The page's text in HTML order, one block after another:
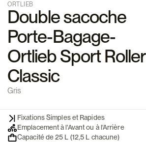
ORTLIEB
Double sacoche
Porte-Bagage-
Ortlieb Sport Roller
Classic
Gris
Fixations Simples et Rapides
Emplacement à l'Avant ou à l'Arrière
Capacité de 25 L (12,5 L chacune)